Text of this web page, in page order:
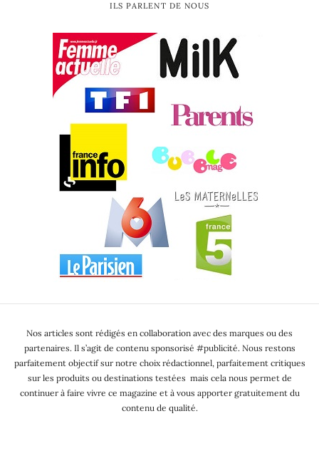
ILS PARLENT DE NOUS
Nos articles sont rédigés en collaboration avec des marques ou des
partenaires. Il s’agit de contenu sponsorisé #publicité. Nous restons
parfaitement objectif sur notre choix rédactionnel, parfaitement critiques
sur les produits ou destinations testées mais cela nous permet de
continuer à faire vivre ce magazine et à vous apporter gratuitement du
contenu de qualité.